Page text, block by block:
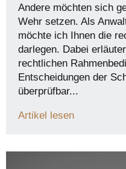
Andere möchten sich
Wehr setzen. Als
möchte ich Ihnen die
darlegen. Dabei
rechtlichen
Entscheidungen der
überprüfbar...
Artikel lesen